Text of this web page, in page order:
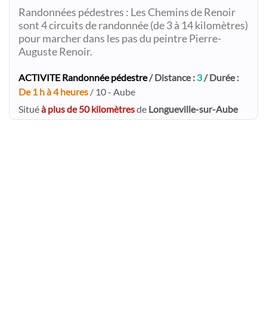
Randonnées pédestres : Les Chemins de Renoir
sont 4 circuits de randonnée (de 3 à 14 kilomètres)
pour marcher dans les pas du peintre Pierre-
Auguste Renoir.
ACTIVITE Randonnée pédestre/ Distance : 3/ Durée :
De 1 h à 4 heures / 10 - Aube
Situéà plus de 50 kilomètresde Longueville-sur-Aube